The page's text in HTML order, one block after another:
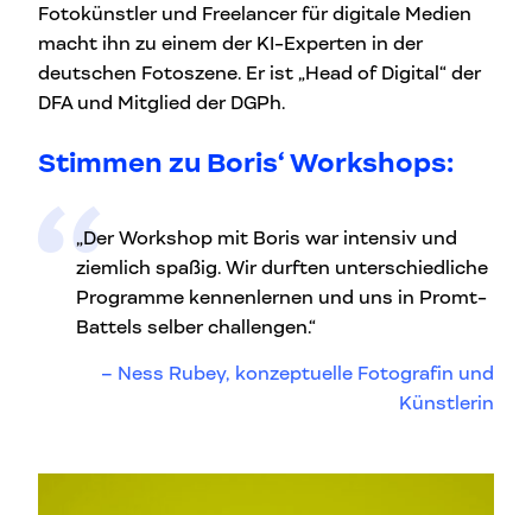
Fotokünstler und Freelancer für digitale Medien
macht ihn zu einem der KI-Experten in der
deutschen Fotoszene. Er ist „Head of Digital“ der
DFA und Mitglied der DGPh.
Stimmen zu Boris‘ Workshops:
„Der Workshop mit Boris war intensiv und
ziemlich spaßig. Wir durften unterschiedliche
Programme kennenlernen und uns in Promt-
Battels selber challengen.“
Ness Rubey, konzeptuelle Fotografin und
Künstlerin